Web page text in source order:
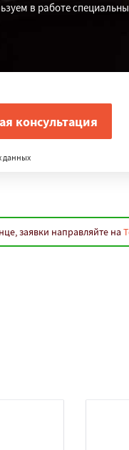
в работе
данных
заявки направляйте на